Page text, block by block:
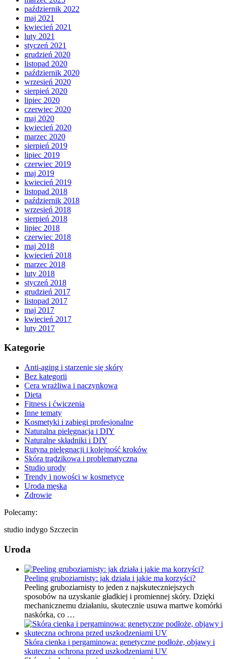
październik 2022
maj 2021
kwiecień 2021
luty 2021
styczeń 2021
grudzień 2020
listopad 2020
październik 2020
wrzesień 2020
sierpień 2020
lipiec 2020
czerwiec 2020
maj 2020
kwiecień 2020
marzec 2020
sierpień 2019
lipiec 2019
czerwiec 2019
maj 2019
kwiecień 2019
listopad 2018
październik 2018
wrzesień 2018
sierpień 2018
lipiec 2018
czerwiec 2018
maj 2018
kwiecień 2018
marzec 2018
luty 2018
styczeń 2018
grudzień 2017
listopad 2017
maj 2017
kwiecień 2017
luty 2017
Kategorie
Anti-aging i starzenie się skóry
Bez kategorii
Cera wrażliwa i naczynkowa
Dieta
Fitness i ćwiczenia
Inne tematy
Kosmetyki i zabiegi profesjonalne
Naturalna pielęgnacja i DIY
Naturalne składniki i DIY
Rutyna pielęgnacji i kolejność kroków
Skóra trądzikowa i problematyczna
Studio urody
Trendy i nowości w kosmetyce
Uroda męska
Zdrowie
Polecamy:
studio indygo Szczecin
Uroda
Peeling gruboziarnisty: jak działa i jakie ma korzyści?
Peeling gruboziarnisty to jeden z najskuteczniejszych
sposobów na uzyskanie gładkiej i promiennej skóry. Dzięki
mechanicznemu działaniu, skutecznie usuwa martwe komórki
naskórka, co …
Skóra cienka i pergaminowa: genetyczne podłoże, objawy i
skuteczna ochrona przed uszkodzeniami UV